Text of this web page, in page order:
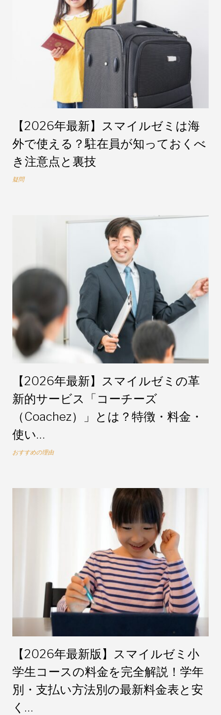
【2026年最新】スマイルゼミは海
外で使える？駐在員が知っておくべ
き注意点と裏技
疑問
【2026年最新】スマイルゼミの革
新的サービス「コーチーズ
（Coachez）」とは？特徴・料金・
使い…
おすすめの理由
【2026年最新版】スマイルゼミ小
学生コースの料金を完全解説！学年
別・支払い方法別の最新料金表と安
く…